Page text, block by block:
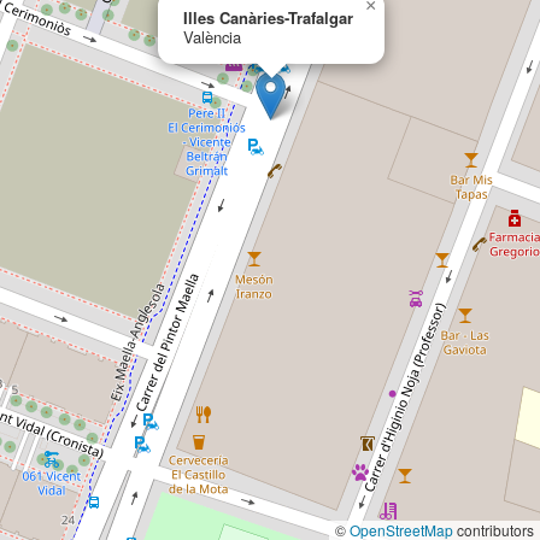
Illes Canàries-Trafalgar
València
×
©OpenStreetMapcontributors